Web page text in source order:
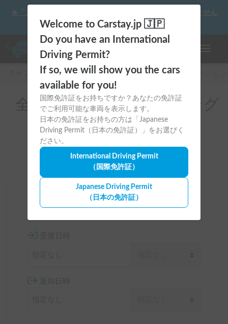
Welcome to Carstay.jp 🇯🇵
Do you have an International
Driving Permit?
If so, we will show you the cars
available for you!
国際免許証をお持ちですか？あなたの免許証
でご利用可能な車両を表示します。
日本の免許証をお持ちの方は「Japanese
Driving Permit（日本の免許証）」をお選びく
ださい。
International Driving Permit
（国際免許証）
Japanese Driving Permit
（日本の免許証）
☀️「大曲の花火」をキャンピングカーで最高の思い出にしません
か？
キャンピングカー・車中泊スポット予約はCarstay
全国のレンタルキャンピング
カー(バックカメラ付き)
全国